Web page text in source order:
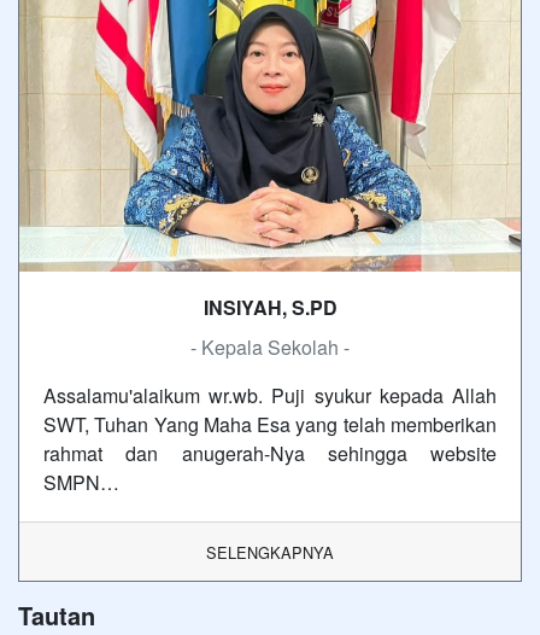
INSIYAH, S.PD
- Kepala Sekolah -
Assalamu'alaikum wr.wb. Puji syukur kepada Allah
SWT, Tuhan Yang Maha Esa yang telah memberikan
rahmat dan anugerah-Nya sehingga website
SMPN…
SELENGKAPNYA
Tautan